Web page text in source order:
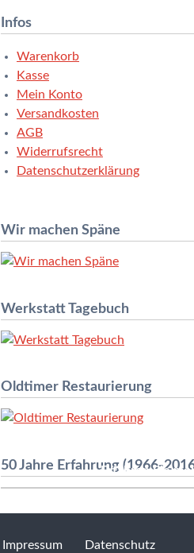
Infos
Warenkorb
Kasse
Mein Konto
Versandkosten
AGB
Widerrufsrecht
Datenschutzerklärung
Wir machen Späne
Werkstatt Tagebuch
Oldtimer Restaurierung
50 Jahre Erfahrung (1966-
Erfahren Sie
Impressum Datenschutz